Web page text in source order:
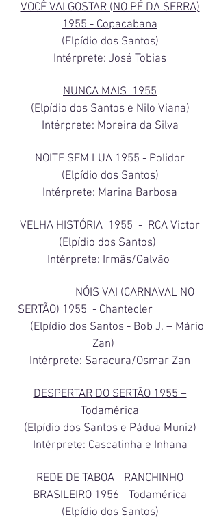
VOCÊ VAI GOSTAR (NO PÉ DA SERRA)
1955 - Copacabana
(Elpídio dos Santos)
Intérprete: José Tobias
NUNCA MAIS 1955
(Elpídio dos Santos e Nilo Viana)
Intérprete: Moreira da Silva
NOITE SEM LUA 1955 - Polidor
(Elpídio dos Santos)
Intérprete: Marina Barbosa
VELHA HISTÓRIA 1955 - RCA Victor
(Elpídio dos Santos)
Intérprete: Irmãs/Galvão
NÓIS VAI (CARNAVAL NO
SERTÃO) 1955 - Chantecler
(Elpídio dos Santos - Bob J. – Mário
Zan)
Intérprete: Saracura/Osmar Zan
DESPERTAR DO SERTÃO 1955 –
Todamérica
(Elpídio dos Santos e Pádua Muniz)
Intérprete: Cascatinha e Inhana
REDE DE TABOA - RANCHINHO
BRASILEIRO 1956 - Todamérica
(Elpídio dos Santos)